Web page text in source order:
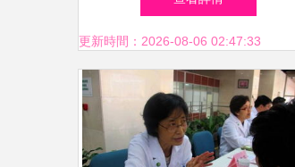
健康預警
更新時間：2026-08-06 02:47:33